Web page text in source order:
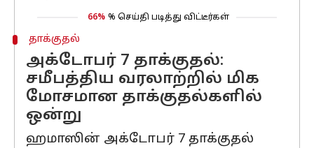
66% % செய்தி படித்து விட்டீர்கள்
தாக்குதல்
அக்டோபர் 7 தாக்குதல்:
சமீபத்திய வரலாற்றில் மிக
மோசமான தாக்குதல்களில்
ஒன்று
ஹமாஸின் அக்டோபர் 7 தாக்குதல்